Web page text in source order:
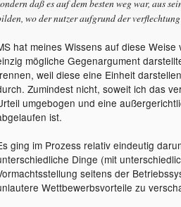
daß es auf dem besten weg war, aus
wo der nutzer aufgrund der verflechtung
hat meines Wissens auf diese
mögliche Gegenargument
weil diese eine Einheit
Zumindest nicht, soweit ich das
umgebogen und eine
ist.
ging im Prozess relativ eindeutig
Dinge (mit
seitens der
Wettbewerbsvorteile zu